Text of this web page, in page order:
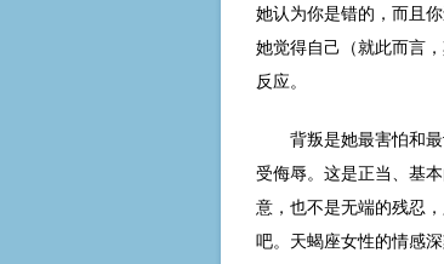
她认为你是错的，而且
她觉得自己（就此而言
反应。
背叛是她最害怕和
受侮辱。这是正当、基
意，也不是无端的残忍
吧。天蝎座女性的情感